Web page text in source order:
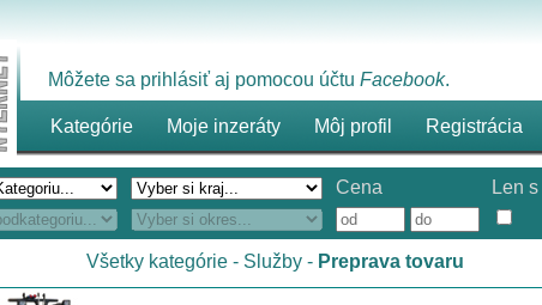
Môžete sa prihlásiť aj pomocou účtu Facebook.
Kategórie Moje inzeráty Môj profil Registrácia
Cena
Len
Všetky kategórie- Služby- Preprava tovaru